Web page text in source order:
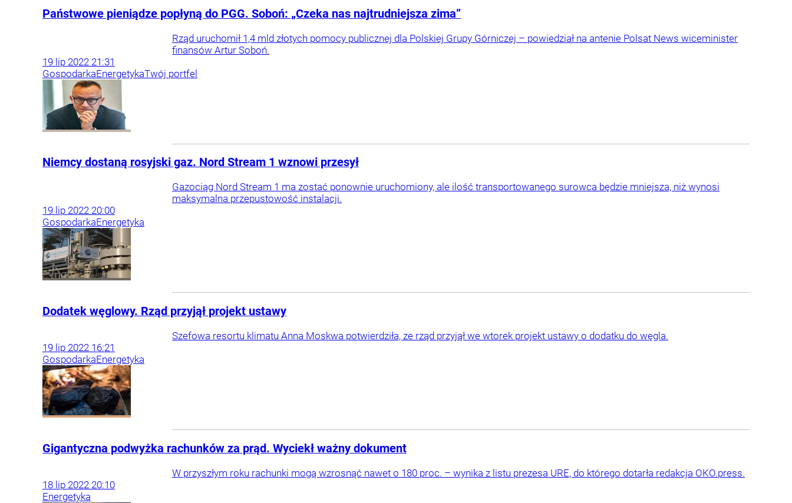
Państwowe pieniądze popłyną do PGG. Soboń: „Czeka nas najtrudniejsza zima”
Rząd uruchomił 1,4 mld złotych pomocy publicznej dla Polskiej Grupy Górniczej – powiedział na antenie Polsat News wiceminister
finansów Artur Soboń.
19 lip 2022 21:31
GospodarkaEnergetykaTwój portfel
Niemcy dostaną rosyjski gaz. Nord Stream 1 wznowi przesył
Gazociąg Nord Stream 1 ma zostać ponownie uruchomiony, ale ilość transportowanego surowca będzie mniejsza, niż wynosi
maksymalna przepustowość instalacji.
19 lip 2022 20:00
GospodarkaEnergetyka
Dodatek węglowy. Rząd przyjął projekt ustawy
Szefowa resortu klimatu Anna Moskwa potwierdziła, ze rząd przyjął we wtorek projekt ustawy o dodatku do węgla.
19 lip 2022 16:21
GospodarkaEnergetyka
Gigantyczna podwyżka rachunków za prąd. Wyciekł ważny dokument
W przyszłym roku rachunki mogą wzrosnąć nawet o 180 proc. – wynika z listu prezesa URE, do którego dotarła redakcja OKO.press.
18 lip 2022 20:10
Energetyka